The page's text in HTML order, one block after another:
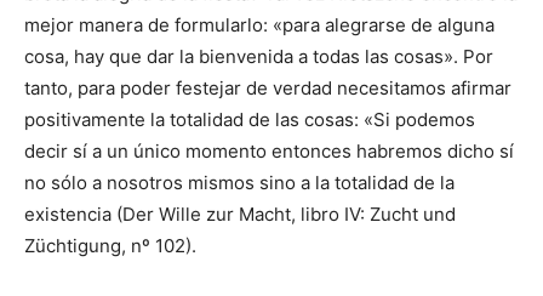
mejor manera de formularlo: «para alegrarse de alguna
cosa, hay que dar la bienvenida a todas las cosas». Por
tanto, para poder festejar de verdad necesitamos afirmar
positivamente la totalidad de las cosas: «Si podemos
decir sí a un único momento entonces habremos dicho sí
no sólo a nosotros mismos sino a la totalidad de la
existencia (Der Wille zur Macht, libro IV: Zucht und
Züchtigung, nº 102).